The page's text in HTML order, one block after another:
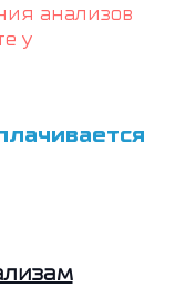
анализов
у